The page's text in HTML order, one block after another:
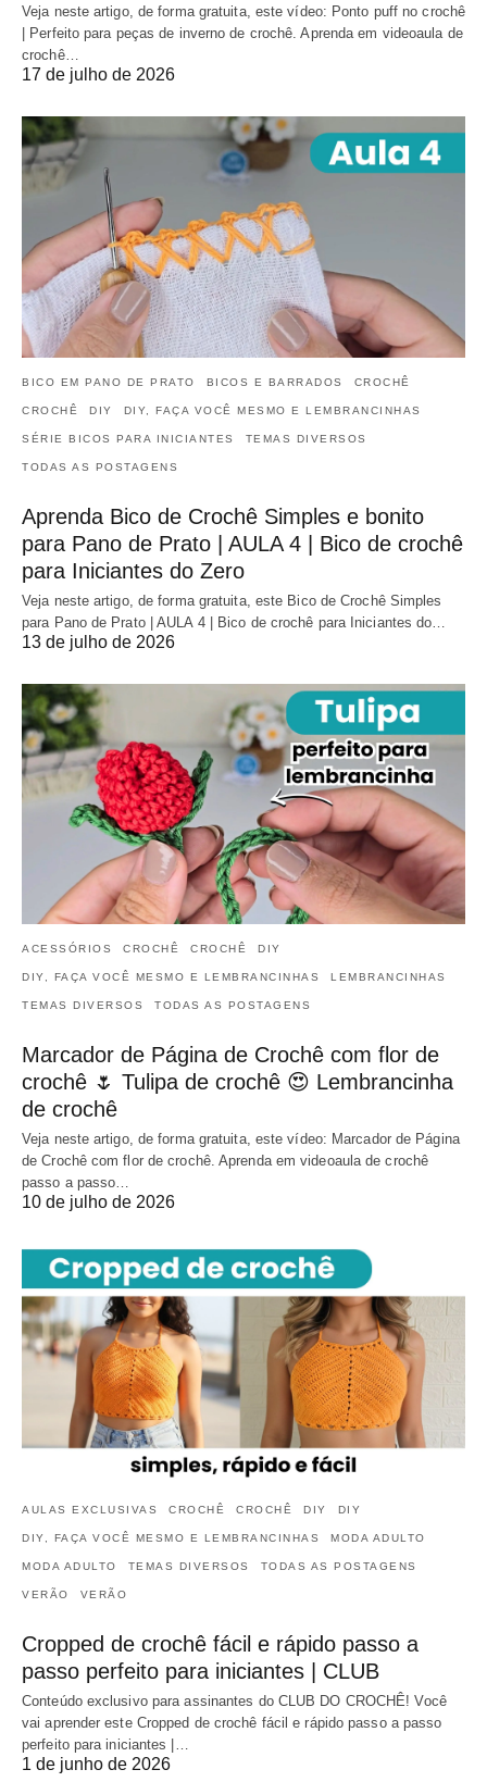
Veja neste artigo, de forma gratuita, este vídeo: Ponto puff no crochê
| Perfeito para peças de inverno de crochê. Aprenda em videoaula de
crochê…
17 de julho de 2026
BICO EM PANO DE PRATO BICOS E BARRADOS CROCHÊ
CROCHÊ DIY DIY, FAÇA VOCÊ MESMO E LEMBRANCINHAS
SÉRIE BICOS PARA INICIANTES TEMAS DIVERSOS
TODAS AS POSTAGENS
Aprenda Bico de Crochê Simples e bonito
para Pano de Prato | AULA 4 | Bico de crochê
para Iniciantes do Zero
Veja neste artigo, de forma gratuita, este Bico de Crochê Simples
para Pano de Prato | AULA 4 | Bico de crochê para Iniciantes do…
13 de julho de 2026
ACESSÓRIOS CROCHÊ CROCHÊ DIY
DIY, FAÇA VOCÊ MESMO E LEMBRANCINHAS LEMBRANCINHAS
TEMAS DIVERSOS TODAS AS POSTAGENS
Marcador de Página de Crochê com flor de
crochê 🌷 Tulipa de crochê 😍 Lembrancinha
de crochê
Veja neste artigo, de forma gratuita, este vídeo: Marcador de Página
de Crochê com flor de crochê. Aprenda em videoaula de crochê
passo a passo…
10 de julho de 2026
AULAS EXCLUSIVAS CROCHÊ CROCHÊ DIY DIY
DIY, FAÇA VOCÊ MESMO E LEMBRANCINHAS MODA ADULTO
MODA ADULTO TEMAS DIVERSOS TODAS AS POSTAGENS
VERÃO VERÃO
Cropped de crochê fácil e rápido passo a
passo perfeito para iniciantes | CLUB
Conteúdo exclusivo para assinantes do CLUB DO CROCHÊ! Você
vai aprender este Cropped de crochê fácil e rápido passo a passo
perfeito para iniciantes |…
1 de junho de 2026